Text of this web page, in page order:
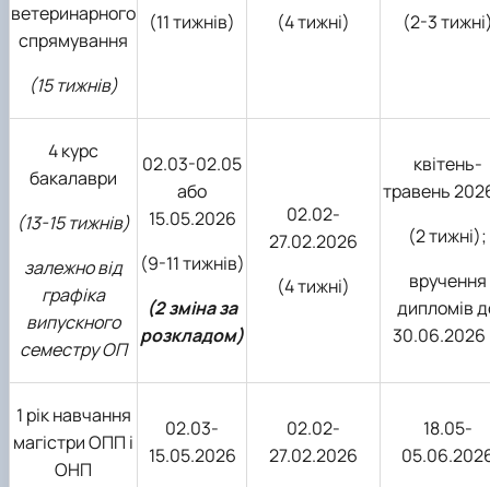
ветеринарного
спрямування
(15 тижнів)
(11 тижнів)
(4 тижні)
(2-3
4 курс
бакалаври
(13-15 тижнів)
залежно від
графіка
випускного
семестру ОП
02.03-02.05
або
15.05.2026
(9-11 тижнів)
(2 зміна за
розкладом)
02.02-
27.02.2026
(4 тижні)
квітень-
травень
(2 тижні);
вручення
дипломів
30.06.2026
1 рік навчання
магістри ОПП і
ОНП
02.03-
15.05.2026
02.02-
27.02.2026
18.05-